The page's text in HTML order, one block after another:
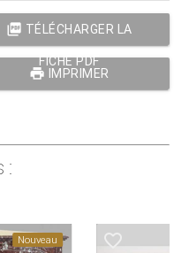
picture_as_pdf TÉLÉCHARGER LA
FICHE PDF
print IMPRIMER
:
Nouveau favorite_border